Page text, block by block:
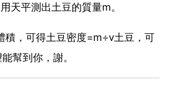
天平測出土豆的質量m。
積，可得土豆密度=m÷v土豆，可
幫到你，謝。